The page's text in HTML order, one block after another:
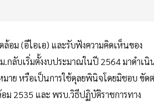
ล้อม (อีไอเอ) และรับฟังความคิดเห็นของ
ลับเริ่มตั้งงบประมาณในปี 2564 มาดำเนิ
มาย หรือเป็นการใช้ดุลยพินิจโดยมิชอบ ขัด
2535 และ พรบ.วิธีปฏิบัติราชการทาง